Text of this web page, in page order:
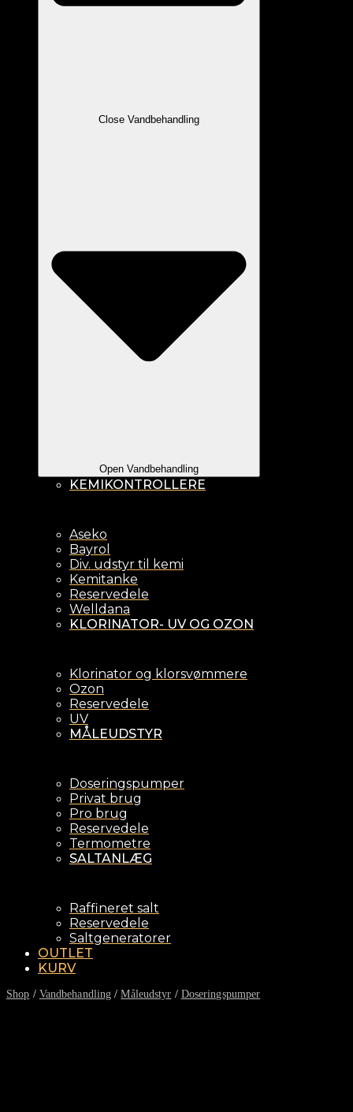
Close Vandbehandling
Open Vandbehandling
KEMIKONTROLLERE
Aseko
Bayrol
Div. udstyr til kemi
Kemitanke
Reservedele
Welldana
KLORINATOR- UV OG OZON
Klorinator og klorsvømmere
Ozon
Reservedele
UV
MÅLEUDSTYR
Doseringspumper
Privat brug
Pro brug
Reservedele
Termometre
SALTANLÆG
Raffineret salt
Reservedele
Saltgeneratorer
OUTLET
KURV
Shop / Vandbehandling /Måleudstyr / Doseringspumper